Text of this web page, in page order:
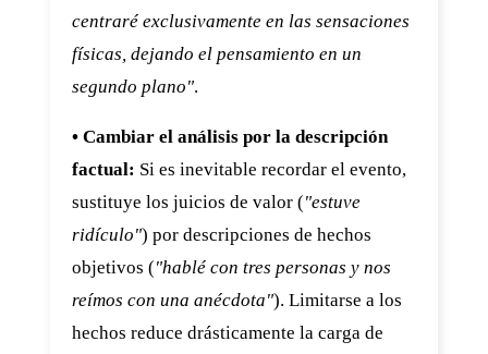
centraré exclusivamente en las sensaciones
físicas, dejando el pensamiento en un
segundo plano".
• Cambiar el análisis por la descripción
factual: Si es inevitable recordar el evento,
sustituye los juicios de valor ("estuve
ridículo") por descripciones de hechos
objetivos ("hablé con tres personas y nos
reímos con una anécdota"). Limitarse a los
hechos reduce drásticamente la carga de